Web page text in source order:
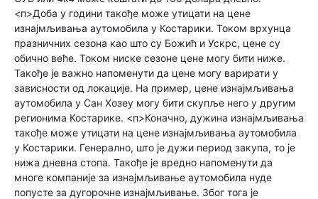
<п>Доба у години такође може утицати на цене
изнајмљивања аутомобила у Костарики. Током врхунца
празничних сезона као што су Божић и Ускрс, цене су
обично веће. Током ниске сезоне цене могу бити ниже.
Такође је важно напоменути да цене могу варирати у
зависности од локације. На пример, цене изнајмљивања
аутомобила у Сан Хозеу могу бити скупље него у другим
регионима Костарике. <п>Коначно, дужина изнајмљивања
такође може утицати на цене изнајмљивања аутомобила
у Костарики. Генерално, што је дужи период закупа, то је
нижа дневна стопа. Такође је вредно напоменути да
многе компаније за изнајмљивање аутомобила нуде
попусте за дугорочне изнајмљивање. Због тога је